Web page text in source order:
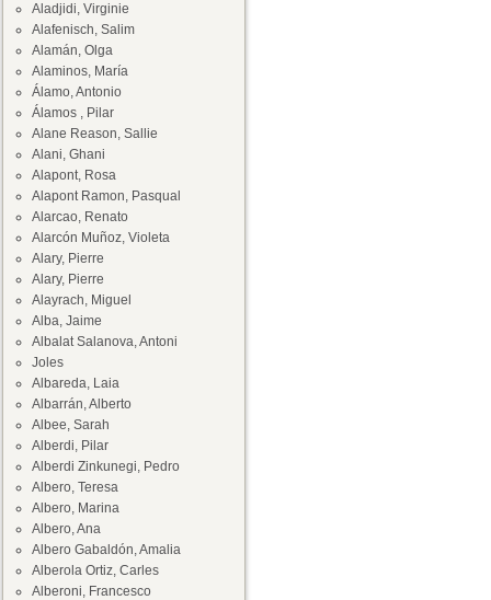
Aladjidi, Virginie
Alafenisch, Salim
Alamán, Olga
Alaminos, María
Álamo, Antonio
Álamos , Pilar
Alane Reason, Sallie
Alani, Ghani
Alapont, Rosa
Alapont Ramon, Pasqual
Alarcao, Renato
Alarcón Muñoz, Violeta
Alary, Pierre
Alary, Pierre
Alayrach, Miguel
Alba, Jaime
Albalat Salanova, Antoni
Joles
Albareda, Laia
Albarrán, Alberto
Albee, Sarah
Alberdi, Pilar
Alberdi Zinkunegi, Pedro
Albero, Teresa
Albero, Marina
Albero, Ana
Albero Gabaldón, Amalia
Alberola Ortiz, Carles
Alberoni, Francesco